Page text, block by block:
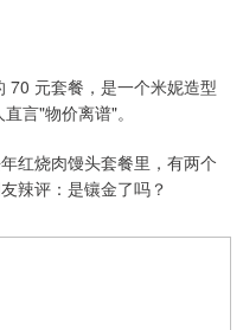
70 元套餐，是一个米妮造型
言"物价离谱"。
红烧肉馒头套餐里，有两个
辣评：是镶金了吗？